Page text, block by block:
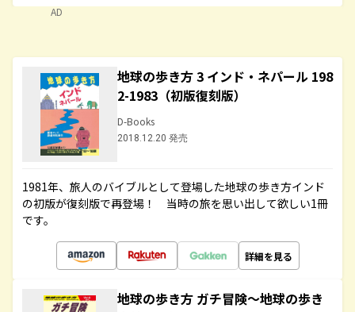
AD
地球の歩き方 3 インド・ネパール 198
2-1983（初版復刻版）
D-Books
2018.12.20 発売
1981年、旅人のバイブルとして登場した地球の歩き方インド
の初版が復刻版で再登場！ 当時の旅を思い出して欲しい1冊
です。
詳細を見る
地球の歩き方 ガチ冒険～地球の歩き